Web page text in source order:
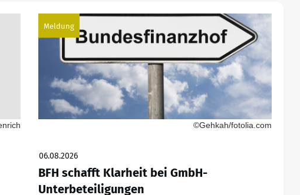
Meldung
©Gehkah/fotolia.com
06.08.2026
BFH schafft Klarheit bei GmbH-
Unterbeteiligungen